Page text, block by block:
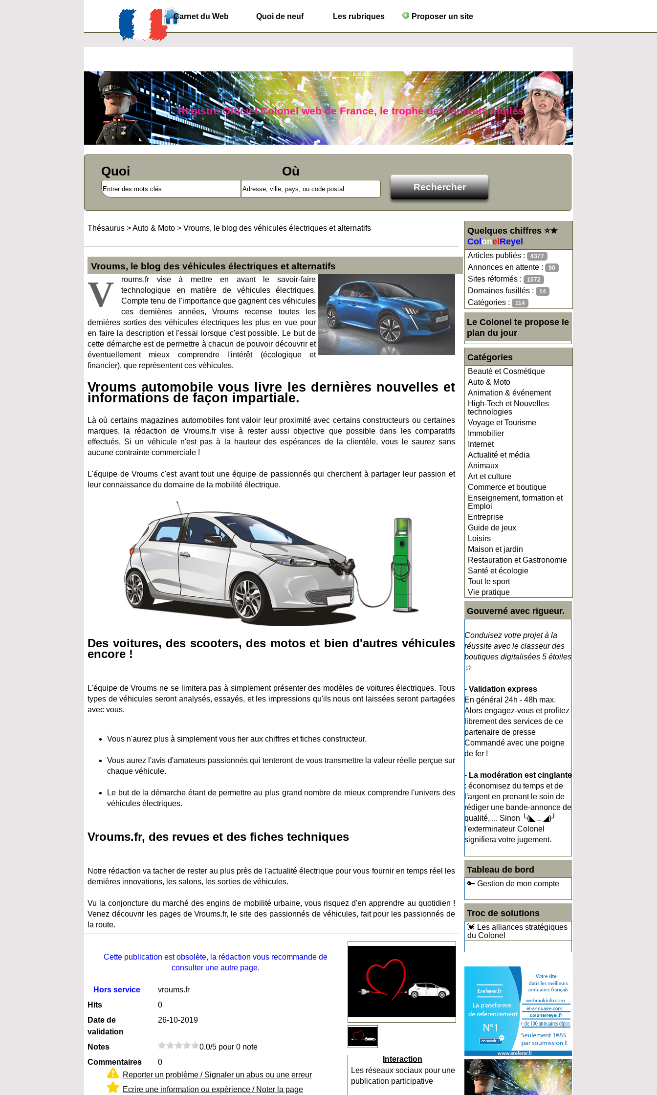
Carnet du Web Quoi de neuf Les rubriques Proposer un site
Registre Officiel Colonel web de France, le trophé des lauréats étoilés
Quoi Où
Quelques chiffres ⭐★
Col onel Reyel
Articles publiés : 4377
Annonces en attente : 90
Sites réformés : 1072
Domaines fusillés : 14
Catégories : 114
Le Colonel te propose le
plan du jour
Catégories
Beauté et Cosmétique
Auto & Moto
Animation & événement
High-Tech et Nouvelles
technologies
Voyage et Tourisme
Immobilier
Internet
Actualité et média
Animaux
Art et culture
Commerce et boutique
Enseignement, formation et
Emploi
Entreprise
Guide de jeux
Loisirs
Maison et jardin
Restauration et Gastronomie
Santé et écologie
Tout le sport
Vie pratique
Gouverné avec rigueur.
Conduisez votre projet à la
réussite avec le classeur des
boutiques digitalisées 5 étoiles
☆
- Validation express
En général 24h - 48h max.
Alors engagez-vous et profitez
librement des services de ce
partenaire de presse
Commandé avec une poigne
de fer !
- La modération est cinglante
: économisez du temps et de
l'argent en prenant le soin de
rédiger une bande-annonce de
qualité, ... Sinon ╰(◣﹏◢)╯
l'exterminateur Colonel
signifiera votre jugement.
Tableau de bord
🔑 Gestion de mon compte
Troc de solutions
💓 Les alliances stratégiques
du Colonel
Thésaurus >Auto & Moto > Vroums, le blog des véhicules électriques et alternatifs
Vroums, le blog des véhicules électriques et alternatifs
V
roums.fr vise à mettre en avant le savoir-faire
technologique en matière de véhicules électriques.
Compte tenu de l'importance que gagnent ces véhicules
ces dernières années, Vroums recense toutes les
dernières sorties des véhicules électriques les plus en vue pour
en faire la description et l'essai lorsque c'est possible. Le but de
cette démarche est de permettre à chacun de pouvoir découvrir et
éventuellement mieux comprendre l'intérêt (écologique et
financier), que représentent ces véhicules.
Vroums automobile vous livre les dernières nouvelles et
informations de façon impartiale.
Là où certains magazines automobiles font valoir leur proximité avec certains constructeurs ou certaines
marques, la rédaction de Vroums.fr vise à rester aussi objective que possible dans les comparatifs
effectués. Si un véhicule n'est pas à la hauteur des espérances de la clientèle, vous le saurez sans
aucune contrainte commerciale !
L'équipe de Vroums c'est avant tout une équipe de passionnés qui cherchent à partager leur passion et
leur connaissance du domaine de la mobilité électrique.
Des voitures, des scooters, des motos et bien d'autres véhicules
encore !
L'équipe de Vroums ne se limitera pas à simplement présenter des modèles de voitures électriques. Tous
types de véhicules seront analysés, essayés, et les impressions qu'ils nous ont laissées seront partagées
avec vous.
Vous n'aurez plus à simplement vous fier aux chiffres et fiches constructeur.
Vous aurez l'avis d'amateurs passionnés qui tenteront de vous transmettre la valeur réelle perçue sur
chaque véhicule.
Le but de la démarche étant de permettre au plus grand nombre de mieux comprendre l'univers des
véhicules électriques.
Vroums.fr, des revues et des fiches techniques
Notre rédaction va tacher de rester au plus près de l'actualité électrique pour vous fournir en temps réel les
dernières innovations, les salons, les sorties de véhicules.
Vu la conjoncture du marché des engins de mobilité urbaine, vous risquez d'en apprendre au quotidien !
Venez découvrir les pages de Vroums.fr, le site des passionnés de véhicules, fait pour les passionnés de
la route.
Cette publication est obsolète, la rédaction vous recommande de
consulter une autre page.
Hors service
vroums.fr
Hits
0
Date de
validation
26-10-2019
Notes
0.0/5 pour 0 note
Commentaires
0
Reporter un problème / Signaler un abus ou une erreur
Ecrire une information ou expérience / Noter la page
Interaction
Les réseaux sociaux pour une
publication participative